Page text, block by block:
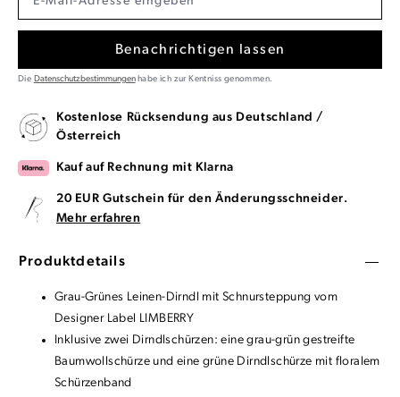
Benachrichtigen lassen
Die Datenschutzbestimmungenhabe ich zur Kentniss genommen.
Kostenlose Rücksendung aus Deutschland /
Österreich
Kauf auf Rechnung mit Klarna
20 EUR Gutschein für den Änderungsschneider.
Mehr erfahren
Produktdetails
Grau-Grünes Leinen-Dirndl mit Schnursteppung vom
Designer Label LIMBERRY
Inklusive zwei Dirndlschürzen: eine grau-grün gestreifte
Baumwollschürze und eine grüne Dirndlschürze mit floralem
Schürzenband